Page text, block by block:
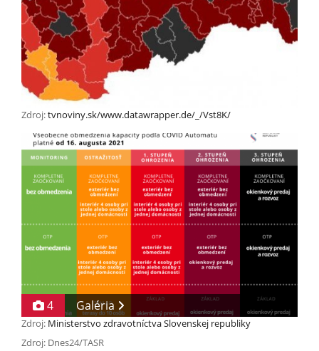
Zdroj:tvnoviny.sk/www.datawrapper.de/_/Vst8K/
4 Galéria
Zdroj: Ministerstvo zdravotníctva Slovenskej republiky
Zdroj: Dnes24/TASR